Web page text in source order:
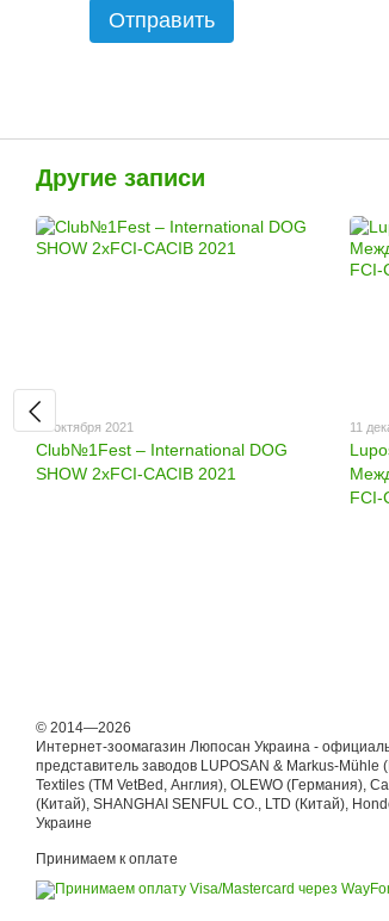
Отправить
Другие записи
25 октября 2021
Club№1Fest – International DOG
SHOW 2xFCI-CACIB 2021
11
FCI-
© 2014—2026
Интернет-зоомагазин Люпосан Украина -
представитель заводов LUPOSAN & Markus-Mühle
Textiles (ТМ VetBed, Англия), OLEWO (Германия),
(Китай), SHANGHAI SENFUL CO., LTD (Китай),
Украине
Принимаем к оплате